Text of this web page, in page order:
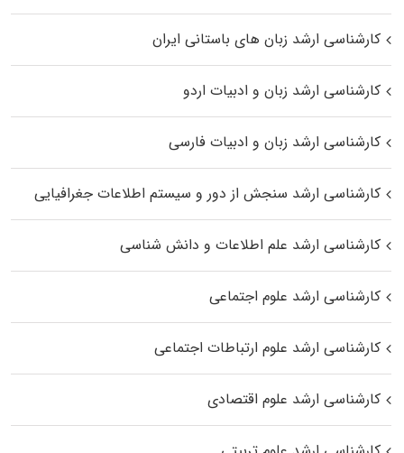
کارشناسی ارشد زبان‌ های باستانی ایران
کارشناسی ارشد زبان و ادبیات اردو
کارشناسی ارشد زبان و ادبیات فارسی
کارشناسی ارشد سنجش از دور و سیستم اطلاعات جغرافیایی
کارشناسی ارشد علم اطلاعات و دانش شناسی
کارشناسی ارشد علوم اجتماعی
کارشناسی ارشد علوم ارتباطات اجتماعی
کارشناسی ارشد علوم اقتصادی